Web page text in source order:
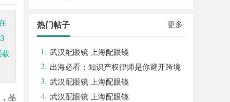
载
晶
更多
热门帖子
1. 武汉配眼镜 上海配眼镜
2. 出海必看：知识产权律师是你避开跨境
雷区的安全垫
3. 武汉配眼镜 上海配眼镜
4. 武汉配眼镜 上海配眼镜